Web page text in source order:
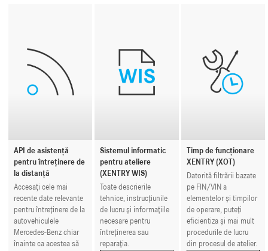
API de asistență
pentru întreținere de
la distanță
Accesați cele mai
recente date relevante
pentru întreținere de la
autovehiculele
Mercedes-Benz chiar
înainte ca acestea să
Sistemul informatic
pentru ateliere
(XENTRY WIS)
Toate descrierile
tehnice, instrucțiunile
de lucru și informațiile
necesare pentru
întreținerea sau
reparația.
Timp de funcționare
XENTRY (XOT)
Datorită filtrării bazate
pe FIN/VIN a
elementelor și timpilor
de operare, puteți
eficientiza și mai mult
procedurile de lucru
din procesul de atelier.